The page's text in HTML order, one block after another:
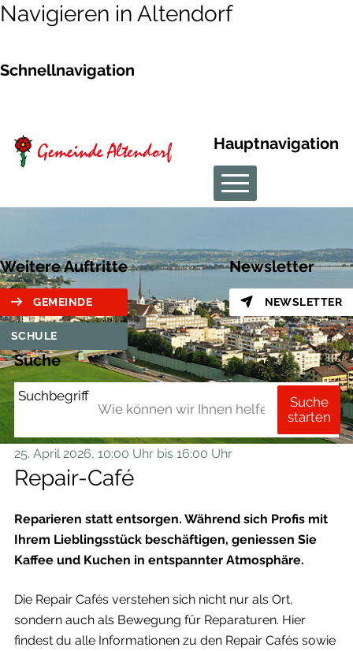
Navigieren in Altendorf
Schnellnavigation
Hauptnavigation
Weitere Auftritte
GEMEINDE
SCHULE
Newsletter
NEWSLETTER
Suche
Suchbegriff
Suche
starten
Repair-Café
25. April 2026, 10:00 Uhr bis 16:00 Uhr
Reparieren statt entsorgen. Während sich Profis mit
Ihrem Lieblingsstück beschäftigen, geniessen Sie
Kaffee und Kuchen in entspannter Atmosphäre.
Die Repair Cafés verstehen sich nicht nur als Ort,
sondern auch als Bewegung für Reparaturen. Hier
findest du alle Informationen zu den Repair Cafés sowie